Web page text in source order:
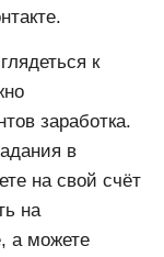
к
заработка.
в
на свой счёт
на
а можете